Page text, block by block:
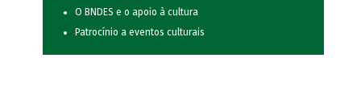
O BNDES e o apoio à cultura
Patrocínio a eventos culturais